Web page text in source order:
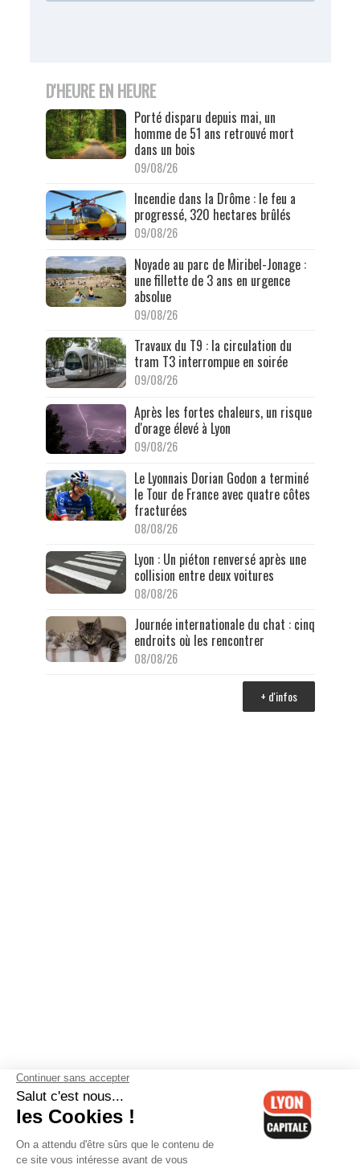
D'HEURE EN HEURE
Porté disparu depuis mai, un
homme de 51 ans retrouvé mort
dans un bois
09/08/26
Incendie dans la Drôme : le feu a
progressé, 320 hectares brûlés
09/08/26
Noyade au parc de Miribel-Jonage :
une fillette de 3 ans en urgence
absolue
09/08/26
Travaux du T9 : la circulation du
tram T3 interrompue en soirée
09/08/26
Après les fortes chaleurs, un risque
d'orage élevé à Lyon
09/08/26
Le Lyonnais Dorian Godon a terminé
le Tour de France avec quatre côtes
fracturées
08/08/26
Lyon : Un piéton renversé après une
collision entre deux voitures
08/08/26
Journée internationale du chat : cinq
endroits où les rencontrer
08/08/26
+ d'infos